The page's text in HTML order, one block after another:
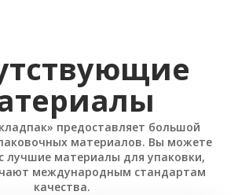
предоставляет большой
материалов. Вы можете
лучшие материалы для упаковки,
международным стандартам
качества.